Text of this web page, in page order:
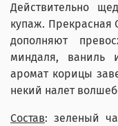
Действительно
купаж. Прекрасная
дополняют
миндаля, ваниль
аромат корицы
некий налет
Состав: зеленый